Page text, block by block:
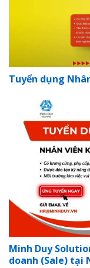
Tuyển dụng
Minh Duy
doanh (Sale) tại